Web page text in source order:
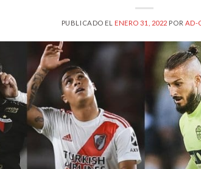
PUBLICADO EL ENERO 31, 2022 POR AD-